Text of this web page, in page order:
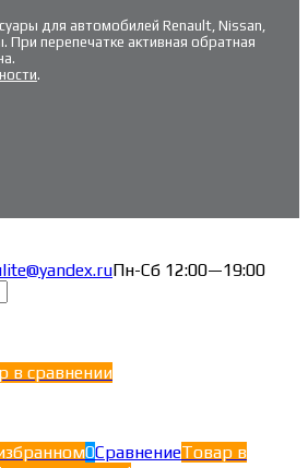
для автомобилей Renault, Nissan,
При перепечатке активная обратная
.
Пн-Сб 12:00—19:00
в сравнении
0СравнениеТовар в